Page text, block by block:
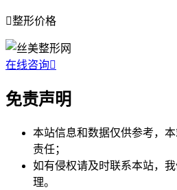
整形价格
在线咨询
免责声明
本站信息和数据仅供参考，
责任；
如有侵权请及时联系本站，
理。